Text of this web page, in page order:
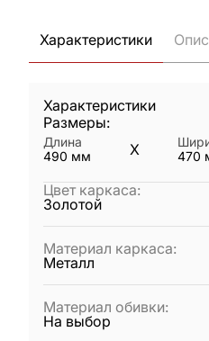
Характеристики
Характеристики
Размеры:
Длина
490 мм X
470
Цвет каркаса:
Золотой
Материал каркаса:
Металл
Материал обивки:
На выбор